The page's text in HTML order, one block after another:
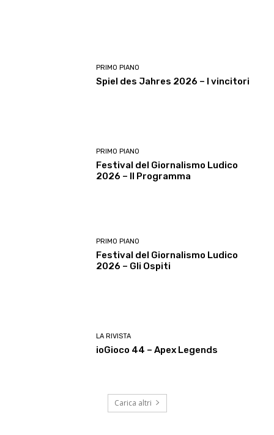
PRIMO PIANO
Spiel des Jahres 2026 – I vincitori
PRIMO PIANO
Festival del Giornalismo Ludico
2026 – Il Programma
PRIMO PIANO
Festival del Giornalismo Ludico
2026 – Gli Ospiti
LA RIVISTA
ioGioco 44 – Apex Legends
Carica altri